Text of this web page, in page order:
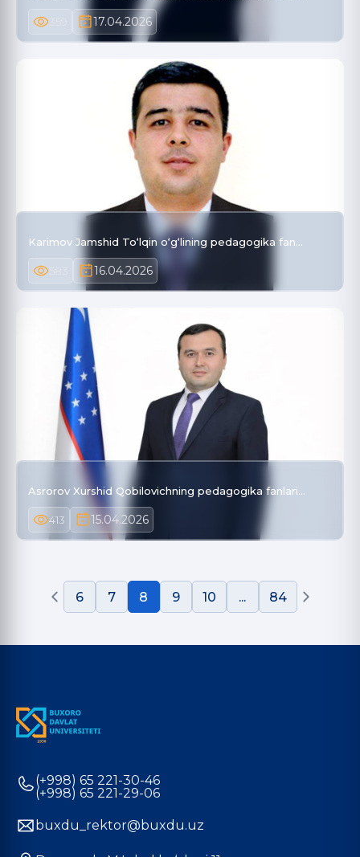
17.04.2026
Karimov Jamshid To‘lqin o‘g‘lining pedagogika fan…
16.04.2026
Asrorov Xurshid Qobilovichning pedagogika fanlari…
413 15.04.2026
6 7 8 9 10 ... 84
(+998) 65 221-30-46
(+998) 65 221-29-06
buxdu_rektor@buxdu.uz